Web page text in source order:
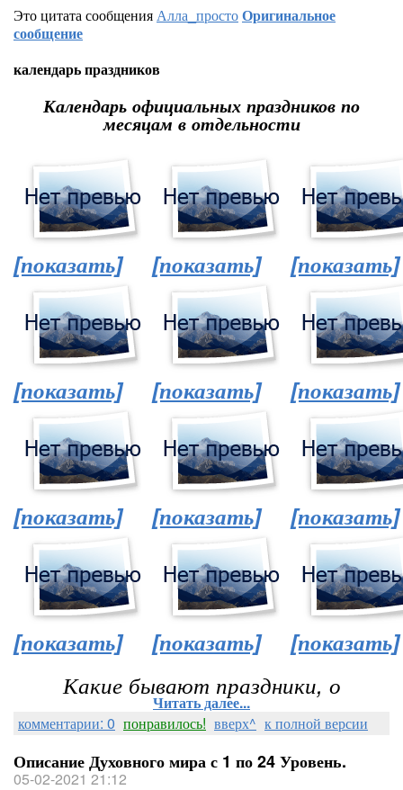
Это цитата сообщенияАлла_простоОригинальное
сообщение
календарь праздников
Календарь официальных праздников по
месяцам в отдельности
[показать] [показать] [показать]
[показать] [показать] [показать]
[показать] [показать] [показать]
[показать] [показать] [показать]
Какие бывают праздники, о
Читать далее...
комментарии: 0 понравилось! вверх^ к полной версии
Описание Духовного мира с 1 по 24 Уровень.
05-02-2021 21:12